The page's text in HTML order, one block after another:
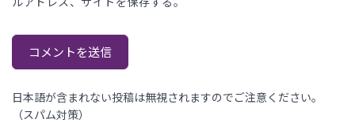
日本語が含まれない投稿は無視されますのでご注意ください。
（スパム対策）